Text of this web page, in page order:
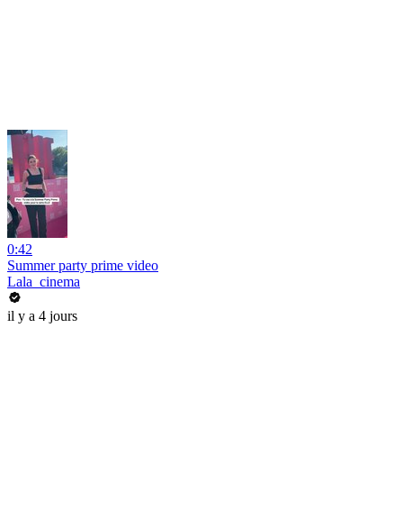
0:42
Summer party prime video
Lala_cinema
il y a 4 jours